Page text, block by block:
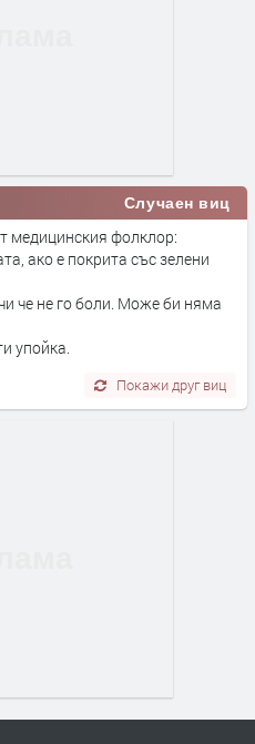
Случаен виц
медицинския фолклор:
ако е покрита със зелени
че не го боли. Може би няма
упойка.
Покажи друг виц